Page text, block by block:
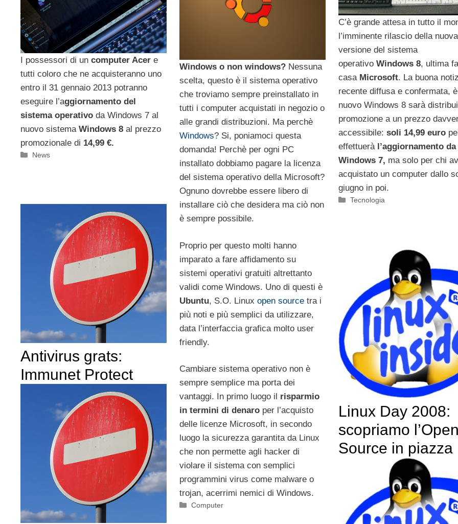
C’è grande attesa in tutto il
l’imminente rilascio della nuova
versione del sistema
operativoWindows 8, ultima
casa Microsoft. La buona
recente diffusa e confermata,
nuovo Windows 8 sarà
promozione a un prezzo
accessibile: soli 14,99 euro
effettuerà l’aggiornamento da
Windows 7, ma solo per chi
acquistato un computer dallo
giugno in poi.
Categorie
Tecnologia
I possessori di un computer Acer e
tutti coloro che ne acquisteranno uno
entro il 31 gennaio 2013 potranno
eseguire l’aggiornamento del
sistema operativo da Windows 7 al
nuovo sistema Windows 8 al prezzo
promozionale di 14,99 €.
Categorie
News
Windows o non windows?Nessuna
scelta, questo è il sistema operativo
che troviamo sempre preinstallato in
tutti i computer acquistati in negozio o
alle grandi distribuzioni. Ma perchè
Windows? Si, poniamoci questa
domanda! Perchè per ogni PC
installato dobbiamo pagare la licenza
del sistema operativo della Microsoft?
Ognuno dovrebbe essere libero di
installare ciò che desidera ma ciò non
è sempre possibile.
Proprio per questo molti hanno
imparato a fare affidamento su
sistemi operativi gratuiti altrettanto
validi come Windows. Uno di questi è
Ubuntu, S.O. Linux open sourcetra i
più noti e più semplici da utilizzare,
data l’interfaccia grafica molto user
friendly.
Cambiare sistema operativo non è
sempre semplice ma porta dei
vantaggi. In primo luogo il risparmio
in termini di denaroper l’acquisto
delle licenze Microsoft, in secondo
luogo la sicurezza garantita da Linux
che non permette agli hacker di
violare il sistema con semplici
programmini virus come malware o
trojan, acerrimi nemici di Windows.
Categorie
Computer
Antivirus grats:
Immunet Protect
Linux Day 2008:
scopriamo
Source in piazza